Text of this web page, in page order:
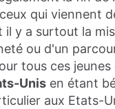
qui viennent
il y a surtout la
ou d'un
tous ces jeunes
Unis en étant
aux Etats-